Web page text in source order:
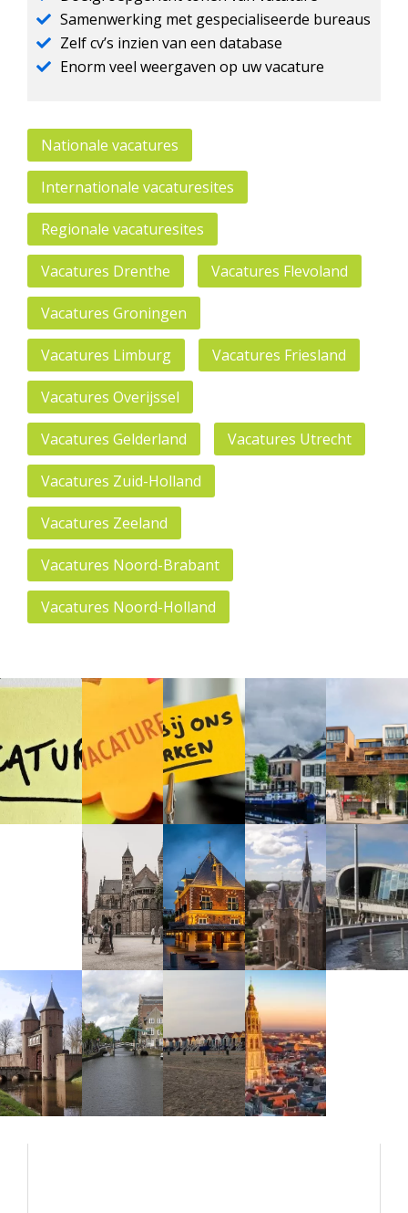
Samenwerking met gespecialiseerde bureaus
Zelf cv’s inzien van een database
Enorm veel weergaven op uw vacature
Nationale vacatures
Internationale vacaturesites
Regionale vacaturesites
Vacatures Drenthe Vacatures Flevoland
Vacatures Groningen
Vacatures Limburg Vacatures Friesland
Vacatures Overijssel
Vacatures Gelderland Vacatures Utrecht
Vacatures Zuid-Holland
Vacatures Zeeland
Vacatures Noord-Brabant
Vacatures Noord-Holland